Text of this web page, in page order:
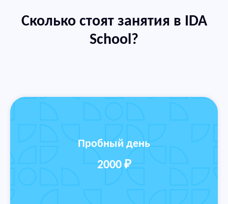
Сколько стоят занятия в IDA
School?
Пробный день
2000 ₽